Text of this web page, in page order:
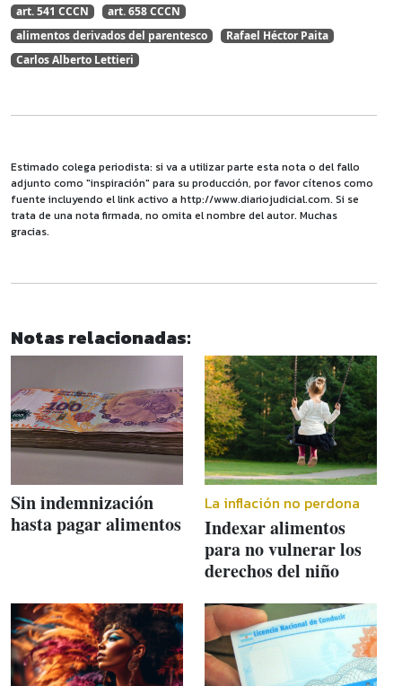
art. 541 CCCN
art. 658 CCCN
alimentos derivados del parentesco
Rafael Héctor Paita
Carlos Alberto Lettieri
Estimado colega periodista: si va a utilizar parte esta nota o del fallo
adjunto como "inspiración" para su producción, por favor cítenos como
fuente incluyendo el link activo a http://www.diariojudicial.com. Si se
trata de una nota firmada, no omita el nombre del autor. Muchas
gracias.
Notas relacionadas:
Sin indemnización
hasta pagar alimentos
La inflación no perdona
Indexar alimentos
para no vulnerar los
derechos del niño